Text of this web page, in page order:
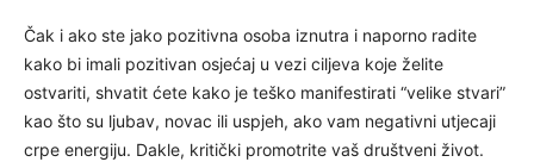
Čak i ako ste jako pozitivna osoba iznutra i naporno radite
kako bi imali pozitivan osjećaj u vezi ciljeva koje želite
ostvariti, shvatit ćete kako je teško manifestirati “velike stvari”
kao što su ljubav, novac ili uspjeh, ako vam negativni utjecaji
crpe energiju. Dakle, kritički promotrite vaš društveni život.